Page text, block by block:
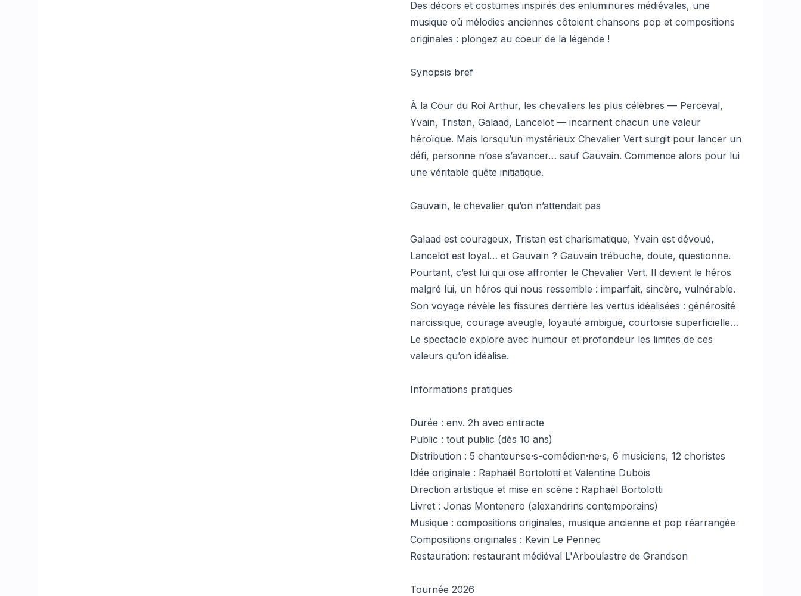
Des décors et costumes inspirés des enluminures médiévales, une
musique où mélodies anciennes côtoient chansons pop et compositions
originales : plongez au coeur de la légende !
Synopsis bref
À la Cour du Roi Arthur, les chevaliers les plus célèbres — Perceval,
Yvain, Tristan, Galaad, Lancelot — incarnent chacun une valeur
héroïque. Mais lorsqu’un mystérieux Chevalier Vert surgit pour lancer un
défi, personne n’ose s’avancer… sauf Gauvain. Commence alors pour lui
une véritable quête initiatique.
Gauvain, le chevalier qu’on n’attendait pas
Galaad est courageux, Tristan est charismatique, Yvain est dévoué,
Lancelot est loyal… et Gauvain ? Gauvain trébuche, doute, questionne.
Pourtant, c’est lui qui ose affronter le Chevalier Vert. Il devient le héros
malgré lui, un héros qui nous ressemble : imparfait, sincère, vulnérable.
Son voyage révèle les fissures derrière les vertus idéalisées : générosité
narcissique, courage aveugle, loyauté ambiguë, courtoisie superficielle…
Le spectacle explore avec humour et profondeur les limites de ces
valeurs qu’on idéalise.
Informations pratiques
Durée : env. 2h avec entracte
Public : tout public (dès 10 ans)
Distribution : 5 chanteur·se·s-comédien·ne·s, 6 musiciens, 12 choristes
Idée originale : Raphaël Bortolotti et Valentine Dubois
Direction artistique et mise en scène : Raphaël Bortolotti
Livret : Jonas Montenero (alexandrins contemporains)
Musique : compositions originales, musique ancienne et pop réarrangée
Compositions originales : Kevin Le Pennec
Restauration: restaurant médiéval L'Arboulastre de Grandson
Tournée 2026